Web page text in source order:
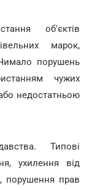
об'єктів
марок,
порушень
чужих
недостатньою
Типові
ухилення від
порушення прав